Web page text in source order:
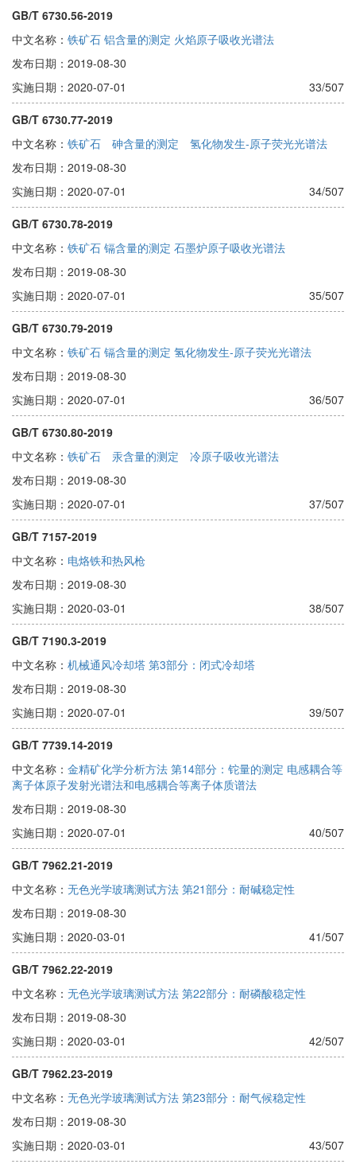
GB/T 6730.56-2019
中文名称： 铁矿石 铝含量的测定 火焰原子吸收光谱法
发布日期：2019-08-30
实施日期：2020-07-01
33/507
GB/T 6730.77-2019
中文名称： 铁矿石 砷含量的测定 氢化物发生-原子荧光光谱法
发布日期：2019-08-30
实施日期：2020-07-01
34/507
GB/T 6730.78-2019
中文名称： 铁矿石 镉含量的测定 石墨炉原子吸收光谱法
发布日期：2019-08-30
实施日期：2020-07-01
35/507
GB/T 6730.79-2019
中文名称： 铁矿石 镉含量的测定 氢化物发生-原子荧光光谱法
发布日期：2019-08-30
实施日期：2020-07-01
36/507
GB/T 6730.80-2019
中文名称： 铁矿石 汞含量的测定 冷原子吸收光谱法
发布日期：2019-08-30
实施日期：2020-07-01
37/507
GB/T 7157-2019
中文名称： 电烙铁和热风枪
发布日期：2019-08-30
实施日期：2020-03-01
38/507
GB/T 7190.3-2019
中文名称： 机械通风冷却塔 第3部分：闭式冷却塔
发布日期：2019-08-30
实施日期：2020-07-01
39/507
GB/T 7739.14-2019
中文名称： 金精矿化学分析方法 第14部分：铊量的测定 电感耦合等
离子体原子发射光谱法和电感耦合等离子体质谱法
发布日期：2019-08-30
实施日期：2020-07-01
40/507
GB/T 7962.21-2019
中文名称： 无色光学玻璃测试方法 第21部分：耐碱稳定性
发布日期：2019-08-30
实施日期：2020-03-01
41/507
GB/T 7962.22-2019
中文名称： 无色光学玻璃测试方法 第22部分：耐磷酸稳定性
发布日期：2019-08-30
实施日期：2020-03-01
42/507
GB/T 7962.23-2019
中文名称： 无色光学玻璃测试方法 第23部分：耐气候稳定性
发布日期：2019-08-30
实施日期：2020-03-01
43/507